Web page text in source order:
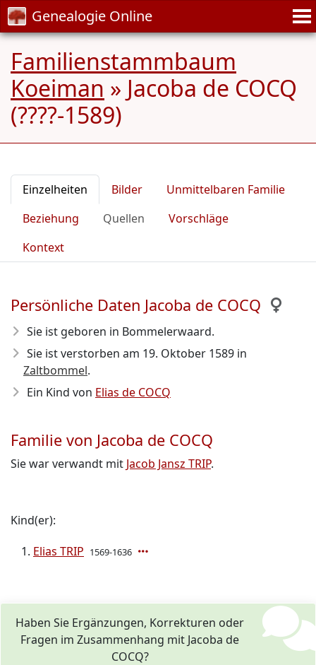
Genealogie Online
Familienstammbaum
Koeiman » Jacoba de COCQ
(????-1589)
Einzelheiten Bilder
Unmittelbaren Familie
Beziehung
Quellen
Vorschläge
Kontext
Persönliche Daten Jacoba de COCQ
Sie ist geboren in Bommelerwaard.
Sie ist verstorben am 19. Oktober 1589 in
Zaltbommel.
Ein Kind von Elias de COCQ
Familie von Jacoba de COCQ
Sie war verwandt mit Jacob Jansz TRIP.
Kind(er):
Elias TRIP 1569-1636
Haben Sie Ergänzungen, Korrekturen oder
Fragen im Zusammenhang mit Jacoba de
COCQ?